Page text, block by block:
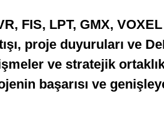
FIS, LPT, GMX,
proje duyuruları ve
ve stratejik
başarısı ve